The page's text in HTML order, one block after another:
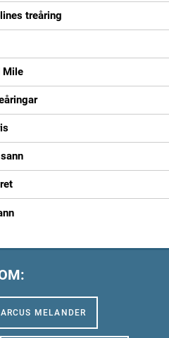
treåring
Mile
MELANDER